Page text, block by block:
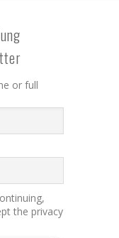
or full
the privacy